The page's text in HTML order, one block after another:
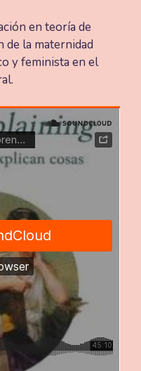
en teoría de
la maternidad
y feminista en el